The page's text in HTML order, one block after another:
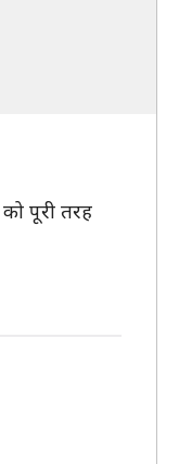
पूरी तरह